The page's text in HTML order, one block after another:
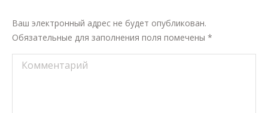
Ваш электронный адрес не будет опубликован.
Обязательные для заполнения поля помечены *
Комментарий